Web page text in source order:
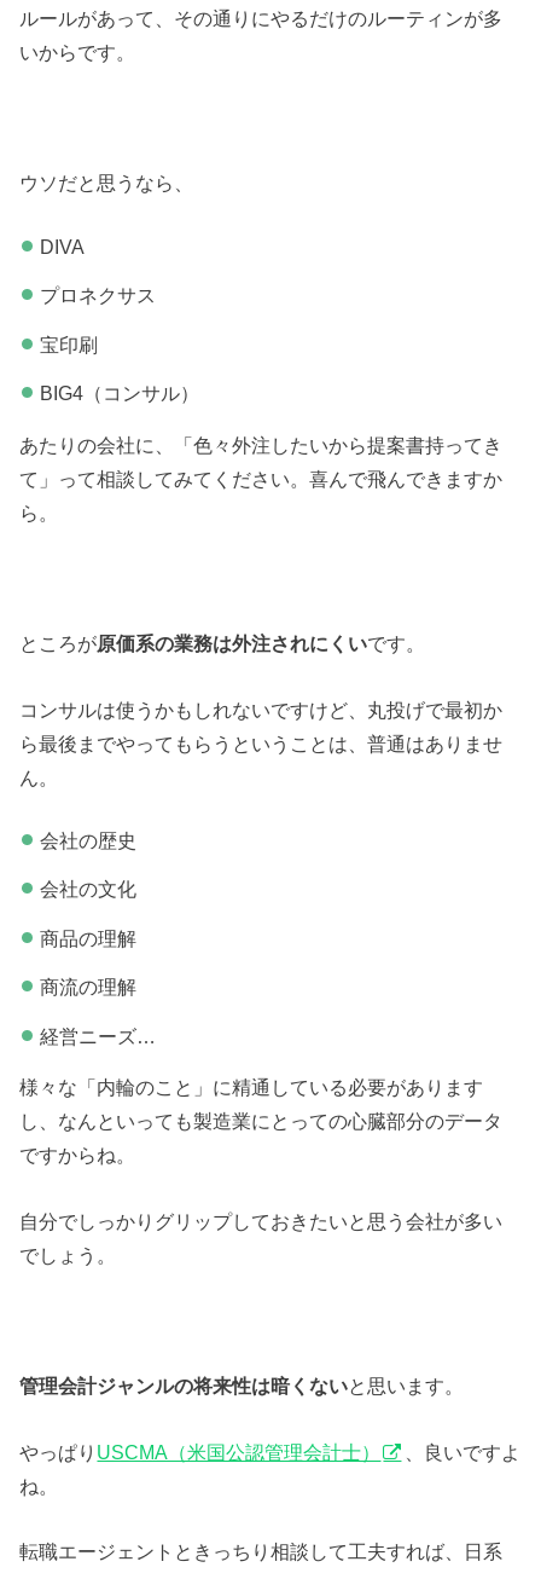
ルールがあって、その通りにやるだけのルーティンが多
いからです。
ウソだと思うなら、
DIVA
プロネクサス
宝印刷
BIG4（コンサル）
あたりの会社に、「色々外注したいから提案書持ってき
て」って相談してみてください。喜んで飛んできますか
ら。
ところが原価系の業務は外注されにくいです。
コンサルは使うかもしれないですけど、丸投げで最初か
ら最後までやってもらうということは、普通はありませ
ん。
会社の歴史
会社の文化
商品の理解
商流の理解
経営ニーズ…
様々な「内輪のこと」に精通している必要があります
し、なんといっても製造業にとっての心臓部分のデータ
ですからね。
自分でしっかりグリップしておきたいと思う会社が多い
でしょう。
管理会計ジャンルの将来性は暗くないと思います。
やっぱり USCMA（米国公認管理会計士）
、良いですよ
ね。
転職エージェントときっちり相談して工夫すれば、日系